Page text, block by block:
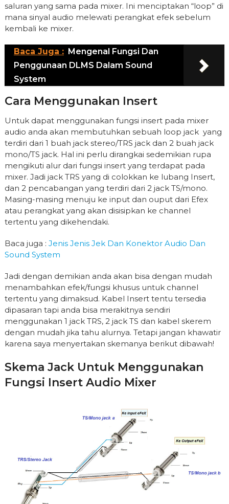
saluran yang sama pada mixer. Ini menciptakan “loop” di
mana sinyal audio melewati perangkat efek sebelum
kembali ke mixer.
Baca Juga : Mengenal Fungsi Dan
Penggunaan DLMS Dalam Sound
System
Cara Menggunakan Insert
Untuk dapat menggunakan fungsi insert pada mixer
audio anda akan membutuhkan sebuah loop jack yang
terdiri dari 1 buah jack stereo/TRS jack dan 2 buah jack
mono/TS jack. Hal ini perlu dirangkai sedemikian rupa
mengikuti alur dari fungsi insert yang terdapat pada
mixer. Jadi jack TRS yang di colokkan ke lubang Insert,
dan 2 pencabangan yang terdiri dari 2 jack TS/mono.
Masing-masing menuju ke input dan ouput dari Efex
atau perangkat yang akan disisipkan ke channel
tertentu yang dikehendaki.
Baca juga : Jenis Jenis Jek Dan Konektor Audio Dan
Sound System
Jadi dengan demikian anda akan bisa dengan mudah
menambahkan efek/fungsi khusus untuk channel
tertentu yang dimaksud. Kabel Insert tentu tersedia
dipasaran tapi anda bisa merakitnya sendiri
menggunakan 1 jack TRS, 2 jack TS dan kabel skerem
dengan mudah jika tahu alurnya. Tetapi jangan khawatir
karena saya menyertakan skemanya berikut dibawah!
Skema Jack Untuk Menggunakan
Fungsi Insert Audio Mixer